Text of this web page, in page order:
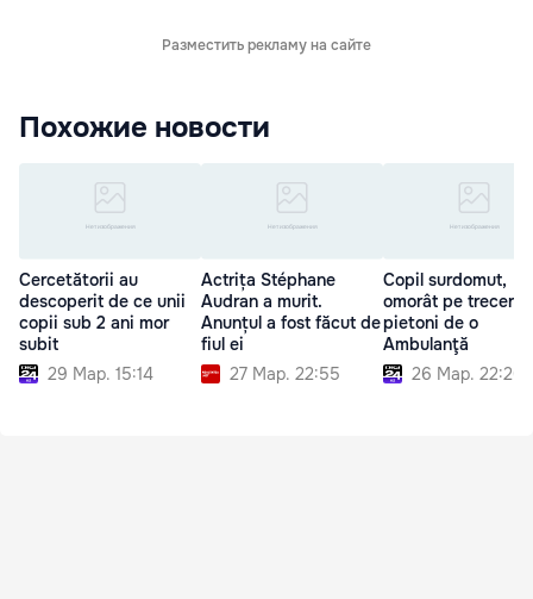
Разместить рекламу на сайте
Похожие новости
Cercetătorii au
descoperit de ce unii
copii sub 2 ani mor
subit
29 Мар. 15:14
Actrița Stéphane
Audran a murit.
Anunțul a fost făcut de
fiul ei
27 Мар. 22:55
Copil surdomut,
omorât pe
pietoni de o
Ambulanţă
26 Мар. 22:20